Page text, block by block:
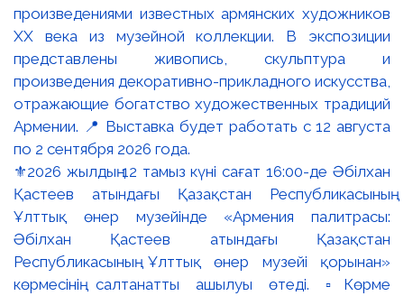
⚜️2026 жылдың 12 тамыз күні сағат 16:00-де Әбілхан
Қастеев атындағы Қазақстан Республикасының
Ұлттық өнер музейінде «Армения палитрасы:
Әбілхан Қастеев атындағы Қазақстан
Республикасының Ұлттық өнер музейі қорынан»
көрмесінің салтанатты ашылуы өтеді. ▫️Көрме